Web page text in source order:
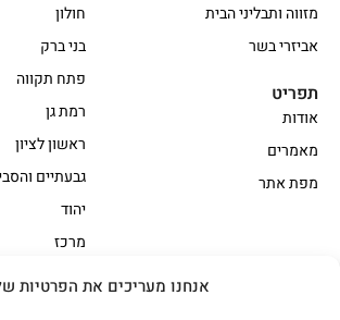
אנחנו מעריכים את הפרטיות
חולון
בני ברק
פתח תקווה
רמת גן
ראשון לציון
גבעתיים
יהוד
מרכז
מזווה ותבליני הבית
אביזרי בשר
תפריט
אודות
מאמרים
מפת אתר